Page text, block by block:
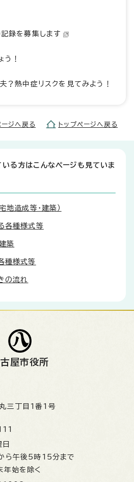
録を募集します
う！
？熱中症リスクを見てみよう！
ジへ戻る トップページへ戻る
いる方はこんなページも見ていま
地造成等・建築）
各種様式等
築
種様式等
の流れ
屋市役所
三丁目1番1号
日
ら午後5時15分まで
年始を除く